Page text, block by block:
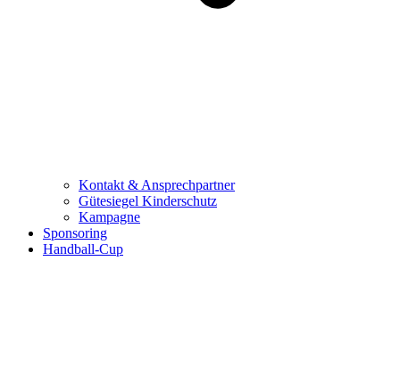
Kontakt & Ansprechpartner
Gütesiegel Kinderschutz
Kampagne
Sponsoring
Handball-Cup